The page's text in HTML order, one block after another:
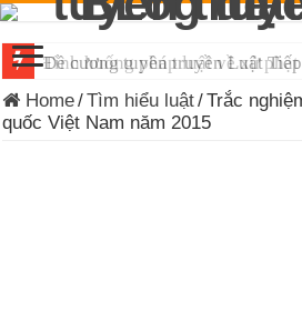
Đề cương tuyên truyền Luật
Home/Tìm hiểu luật/Trắc
quốc Việt Nam năm 2015